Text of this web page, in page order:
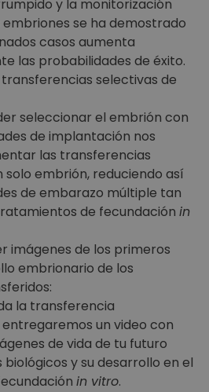
y la monitorización
se ha demostrado
casos aumenta
las probabilidades de éxito.
selectivas de
seleccionar el embrión con
de implantación nos
las transferencias
solo embrión, reduciendo así
de embarazo múltiple tan
de fecundación in
imágenes de los primeros
embrionario de los
la transferencia
un video con
de vida de tu futuro
biológicos y su desarrollo en el
in vitro.